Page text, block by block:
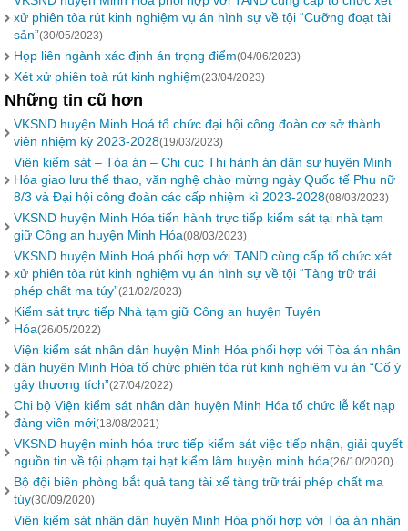
xử phiên tòa rút kinh nghiệm vụ án hình sự về tội “Cưỡng đoạt tài
sản”(30/05/2023)
Họp liên ngành xác định án trọng điểm(04/06/2023)
Xét xử phiên toà rút kinh nghiệm(23/04/2023)
Những tin cũ hơn
VKSND huyện Minh Hoá tổ chức đại hội công đoàn cơ sở thành
viên nhiệm kỳ 2023-2028(19/03/2023)
Viện kiểm sát – Tòa án – Chi cục Thi hành án dân sự huyện Minh
Hóa giao lưu thể thao, văn nghệ chào mừng ngày Quốc tế Phụ nữ
8/3 và Đại hội công đoàn các cấp nhiệm kì 2023-2028(08/03/2023)
VKSND huyện Minh Hóa tiến hành trực tiếp kiểm sát tại nhà tạm
giữ Công an huyện Minh Hóa(08/03/2023)
VKSND huyện Minh Hoá phối hợp với TAND cùng cấp tổ chức xét
xử phiên tòa rút kinh nghiệm vụ án hình sự về tội “Tàng trữ trái
phép chất ma túy”(21/02/2023)
Kiểm sát trực tiếp Nhà tạm giữ Công an huyện Tuyên
Hóa(26/05/2022)
Viện kiểm sát nhân dân huyện Minh Hóa phối hợp với Tòa án nhân
dân huyện Minh Hóa tổ chức phiên tòa rút kinh nghiệm vụ án “Cố ý
gây thương tích”(27/04/2022)
Chi bộ Viện kiểm sát nhân dân huyện Minh Hóa tổ chức lễ kết nạp
đảng viên mới(18/08/2021)
VKSND huyện minh hóa trực tiếp kiểm sát việc tiếp nhận, giải quyết
nguồn tin về tội phạm tại hạt kiểm lâm huyện minh hóa(26/10/2020)
Bộ đội biên phòng bắt quả tang tài xế tàng trữ trái phép chất ma
túy(30/09/2020)
Viện kiểm sát nhân dân huyện Minh Hóa phối hợp với Tòa án nhân